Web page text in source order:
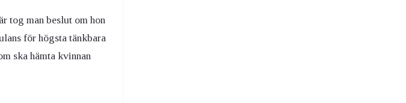
tog man beslut om hon
för högsta tänkbara
ska hämta kvinnan